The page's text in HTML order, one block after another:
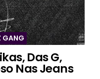
GANG
Das G,
Nas Jeans